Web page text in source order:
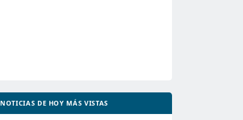
NOTICIAS DE HOY MÁS VISTAS